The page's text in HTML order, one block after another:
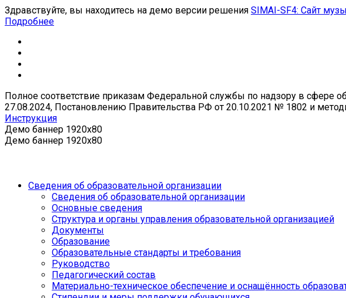
Здравствуйте, вы находитесь на демо версии решения SIMAI-SF4: Сайт
Подробнее
Полное соответствие приказам Федеральной службы по надзору в сфере
27.08.2024, Постановлению Правительства РФ от 20.10.2021 № 1802 и
Инструкция
Демо баннер 1920x80
Демо баннер 1920x80
Сведения об образовательной организации
Сведения об образовательной организации
Основные сведения
Структура и органы управления образовательной организацией
Документы
Образование
Образовательные стандарты и требования
Руководство
Педагогический состав
Материально-техническое обеспечение и оснащённость